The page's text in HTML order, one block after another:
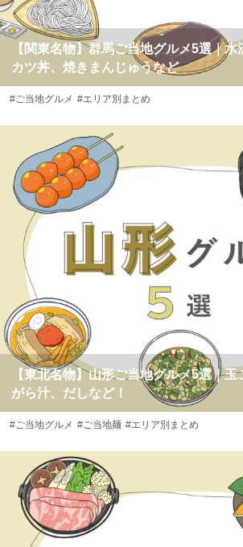
【関東名物】群馬ご当地グルメ5選｜水
カツ丼、焼きまんじゅうなど
#ご当地グルメ #エリア別まとめ
【東北名物】山形ご当地グルメ5選｜
がら汁、だしなど！
#ご当地グルメ #ご当地麺 #エリア別まとめ